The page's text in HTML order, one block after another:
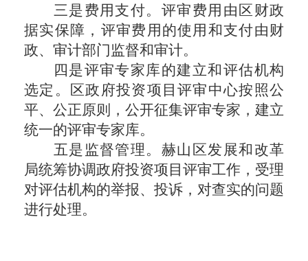
三是费用支付。评审费用由区财政
据实保障，评审费用的使用和支付由财
政、审计部门监督和审计。
四是评审专家库的建立和评估机构
选定。
区政府投资项目评审中心按照公
平、公正原则，公开征集评审专家，建立
统一的评审专家库。
五是监督管理。赫山区发展和改革
局统筹协调政府投资项目评审工作，受理
对评估机构的举报、投诉，对查实的问题
进行处理。